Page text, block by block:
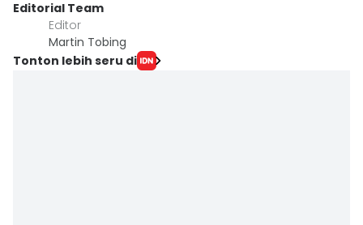
Editorial Team
Editor
Martin Tobing
Tonton lebih seru di